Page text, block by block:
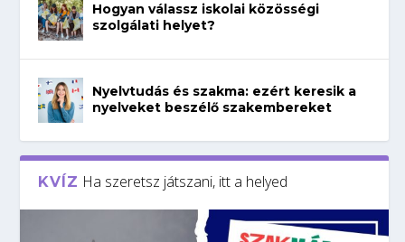
Hogyan válassz iskolai közösségi
szolgálati helyet?
Nyelvtudás és szakma: ezért keresik a
nyelveket beszélő szakembereket
KVÍZ Ha szeretsz játszani, itt a helyed